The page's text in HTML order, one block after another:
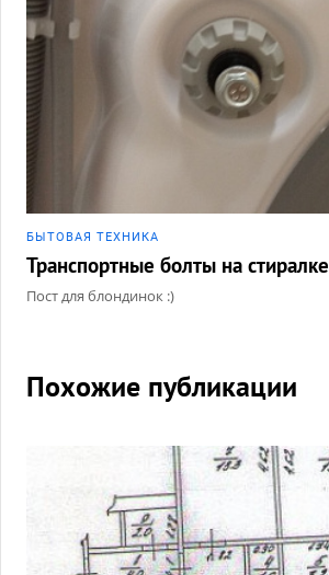
БЫТОВАЯ ТЕХНИКА
Транспортные болты на стиралке
Пост для блондинок :)
Похожие публикации